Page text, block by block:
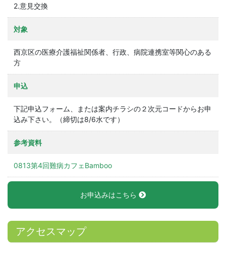
2.意見交換
対象
西京区の医療介護福祉関係者、行政、病院連携室等関心のある
方
申込
下記申込フォーム、または案内チラシの２次元コードからお申
込み下さい。（締切は8/6水です）
参考資料
0813第4回難病カフェBamboo
お申込みはこちら
アクセスマップ